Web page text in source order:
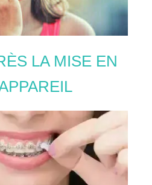
LA MISE EN